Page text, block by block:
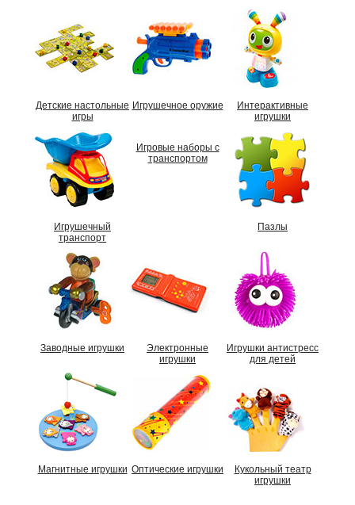
Детские настольные
игры
Игрушечное оружие
Интерактивные
игрушки
Игрушечный
транспорт
Игровые наборы с
транспортом
Пазлы
Заводные игрушки
Электронные
игрушки
Игрушки антистресс
для детей
Магнитные игрушки Оптические игрушки
Кукольный театр
игрушки